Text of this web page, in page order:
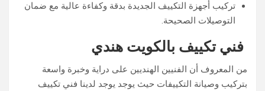
تركيب أجهزة التكييف الجديدة بدقة وكفاءة عالية مع ضمان
التوصيلات الصحيحة.
فني تكييف بالكويت هندي
من المعروف أن الفنيين الهنديين على دراية وخبرة واسعة
بتركيب وصيانة التكييفات حيث يوجد يوجد لدينا فني تكييف